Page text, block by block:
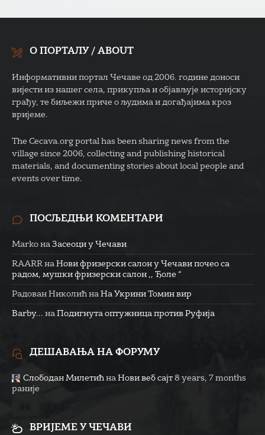
О ПОРТАЛУ / ABOUT
Информативни портал Чечаве од 2006. године доноси
вијести из нашег села, прикупља и објављује историјску
грађу, те биљежи приче о људима и догађајима кроз
вријеме.
The Cecava.org portal has been sharing news from the
village since 2006, collecting and publishing historical
materials, and documenting stories about local people and
events over time.
ПОСЉЕДЊИ КОМЕНТАРИ
Marko на Засеоци у Чечави
RAARR на Нови фризерски салон у Чечави почео са
радом, мушки фризерски салон ,, Ђоле “
Радован Николић на На Укрини Томин вир
Barby... на Подигнута оптужница против Руфија
ДЕШАВАЊА НА ФОРУМУ
Слободан Милетић на Нови веб сајт 8 years, 7 months
раније
ВРИЈЕМЕ У ЧЕЧАВИ